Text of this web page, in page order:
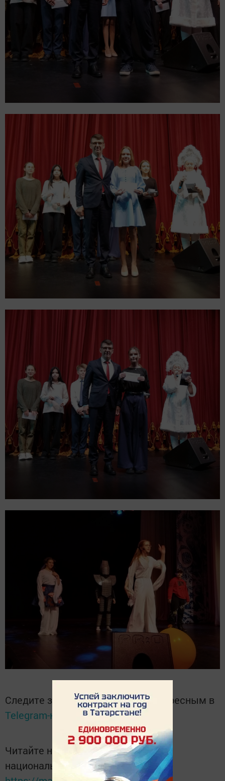
Следите за самым важным и интересным в
Telegram-канале
Татмедиа
Читайте новости Татарстана в
национальном мессенджере MАХ: